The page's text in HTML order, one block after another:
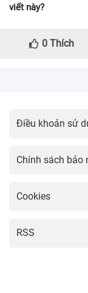
viết này?
0 Thích
Điều khoản sử
Chính sách bảo
Cookies
RSS